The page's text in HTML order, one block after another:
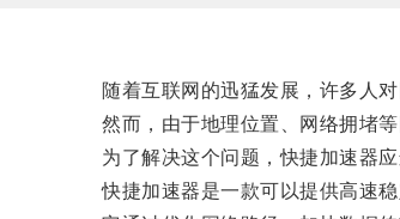
随着互联网的迅猛发展，许多人对
然而，由于地理位置、网络拥堵等
为了解决这个问题，快捷加速器应
快捷加速器是一款可以提供高速稳